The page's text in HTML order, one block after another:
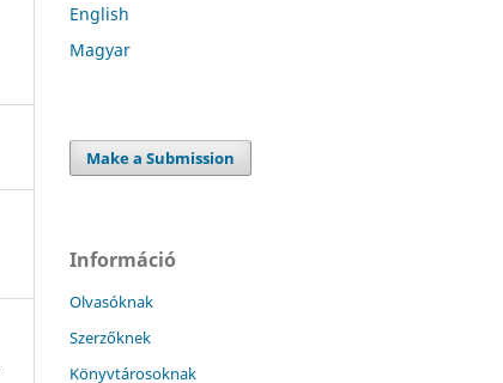
English
Magyar
Make a Submission
Információ
Olvasóknak
Szerzőknek
Könyvtárosoknak